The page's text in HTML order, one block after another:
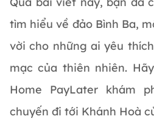
tìm hiểu về đảo Bình Ba,
vời cho những ai yêu
mạc của thiên nhiên.
Home PayLater khám
chuyến đi tới Khánh Hoà